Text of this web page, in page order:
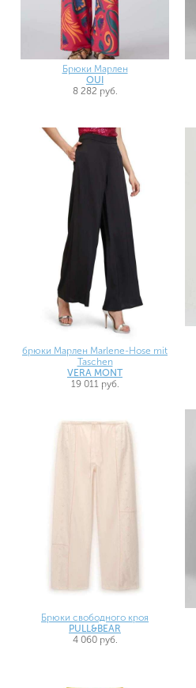
Брюки Марлен
OUI
8 282 руб.
брюки Марлен Marlene-Hose mit
Taschen
VERA MONT
19 011 руб.
Брюки свободного кроя
PULL&BEAR
4 060 руб.